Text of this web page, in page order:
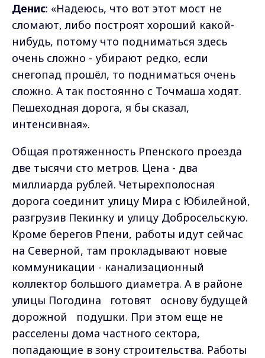
Денис: «Надеюсь, что вот этот мост не
сломают, либо построят хороший какой-
нибудь, потому что подниматься здесь
очень сложно - убирают редко, если
снегопад прошёл, то подниматься очень
сложно. А так постоянно с Точмаша ходят.
Пешеходная дорога, я бы сказал,
интенсивная».
Общая протяженность Рпенского проезда
две тысячи сто метров. Цена - два
миллиарда рублей. Четырехполосная
дорога соединит улицу Мира с Юбилейной,
разгрузив Пекинку и улицу Добросельскую.
Кроме берегов Рпени, работы идут сейчас
на Северной, там прокладывают новые
коммуникации - канализационный
коллектор большого диаметра. А в районе
улицы Погодина готовят основу будущей
дорожной подушки. При этом еще не
расселены дома частного сектора,
попадающие в зону строительства. Работы